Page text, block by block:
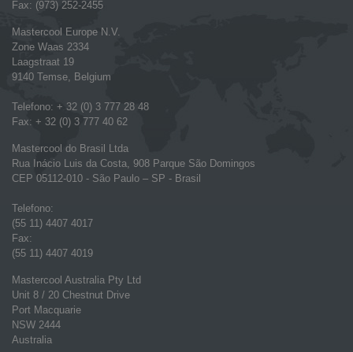
Fax: (973) 252-2455
Mastercool Europe N.V.
Zone Waas 2334
Laagstraat 19
9140 Temse, Belgium
Telefono: + 32 (0) 3 777 28 48
Fax: + 32 (0) 3 777 40 62
Mastercool do Brasil Ltda
Rua Inácio Luis da Costa, 908 Parque São Domingos
CEP 05112-010 - São Paulo – SP - Brasil
Telefono:
(55 11) 4407 4017
Fax:
(55 11) 4407 4019
Mastercool Australia Pty Ltd
Unit 8 / 20 Chestnut Drive
Port Macquarie
NSW 2444
Australia